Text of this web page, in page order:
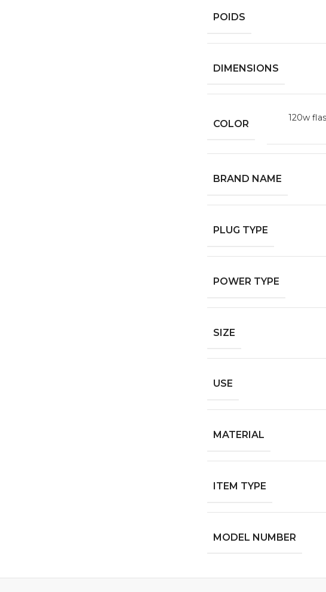
POIDS
DIMENSIONS
COLOR 120w
BRAND NAME
PLUG TYPE
POWER TYPE
SIZE
USE
MATERIAL
ITEM TYPE
MODEL NUMBER